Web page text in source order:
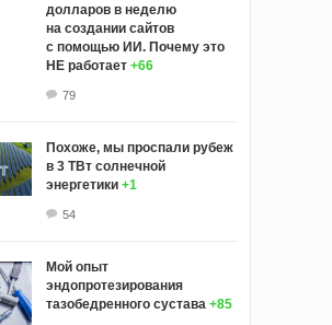
долларов в неделю
на создании сайтов
с помощью ИИ. Почему это
НЕ работает +66
79
Похоже, мы проспали рубеж
в 3 ТВт солнечной
энергетики +1
54
Мой опыт
эндопротезирования
тазобедренного сустава +85